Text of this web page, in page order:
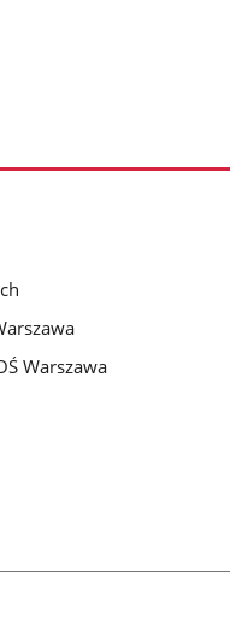
Warszawa